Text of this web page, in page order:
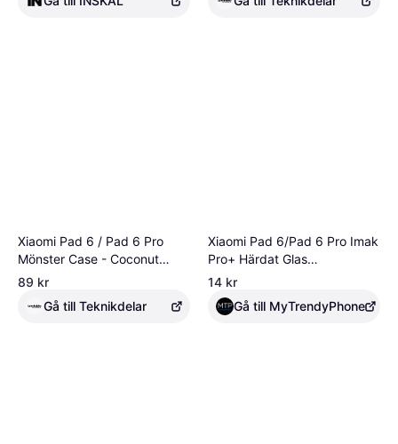
Xiaomi Pad 6 / Pad 6 Pro
Mönster Case - Coconut
Forest Sunset
89 kr
Gå till Teknikdelar
Xiaomi Pad 6/Pad 6 Pro Imak
Pro+ Härdat Glas
Skärmskydd
14 kr
Gå till MyTrendyPhone